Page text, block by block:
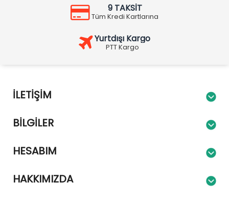
9 TAKSİT
Tüm Kredi Kartlarına
Yurtdışı Kargo
PTT Kargo
İLETIŞIM
BILGILER
HESABIM
HAKKIMIZDA